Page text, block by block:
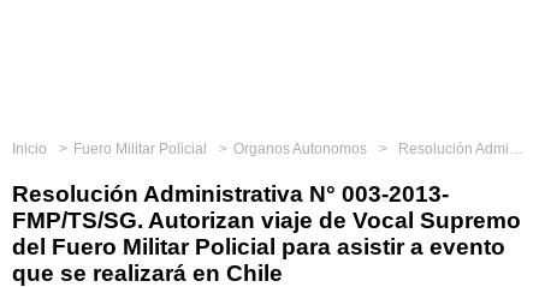
Inicio Fuero Militar Policial Organos Autonomos Resolución Administrativa N° 003-2013-FMP/TS/SG. Autorizan viaje de Vocal Supremo del Fuero Militar Policial para asistir a evento que se realizará en Chile
Resolución Administrativa N° 003-2013-
FMP/TS/SG. Autorizan viaje de Vocal Supremo
del Fuero Militar Policial para asistir a evento
que se realizará en Chile